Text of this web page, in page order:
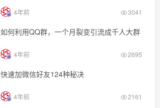
4年前 3041
如何利用QQ群，一个月裂变引流成千人大群
4年前 2695
快速加微信好友124种秘决
4年前 2161